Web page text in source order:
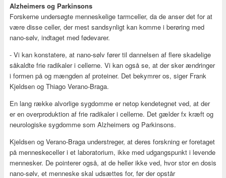
Alzheimers og Parkinsons
Forskerne undersøgte menneskelige tarmceller, da de anser det for at
være disse celler, der mest sandsynligt kan komme i berøring med
nano-sølv, indtaget med fødevarer.
- Vi kan konstatere, at nano-sølv fører til dannelsen af flere skadelige
såkaldte frie radikaler i cellerne. Vi kan også se, at der sker ændringer
i formen på og mængden af proteiner. Det bekymrer os, siger Frank
Kjeldsen og Thiago Verano-Braga.
En lang række alvorlige sygdomme er netop kendetegnet ved, at der
er en overproduktion af frie radikaler i cellerne. Det gælder fx kræft og
neurologiske sygdomme som Alzheimers og Parkinsons.
Kjeldsen og Verano-Braga understreger, at deres forskning er foretaget
på menneskeceller i et laboratorium, ikke med udgangspunkt i levende
mennesker. De pointerer også, at de heller ikke ved, hvor stor en dosis
nano-sølv, et menneske skal udsættes for, før der opstår